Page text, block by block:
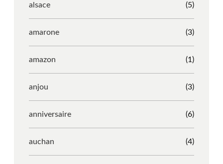
alsace (5)
amarone (3)
amazon (1)
anjou (3)
anniversaire (6)
auchan (4)